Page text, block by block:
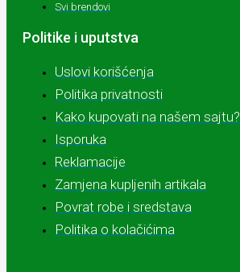
Svi brendovi
Politike i uputstva
Uslovi korišćenja
Politika privatnosti
Kako kupovati na našem sajtu?
Isporuka
Reklamacije
Zamjena kupljenih artikala
Povrat robe i sredstava
Politika o kolačićima